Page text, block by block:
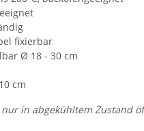
fixierbar
Ø 18 - 30 cm
cm
in abgekühltem Zustand